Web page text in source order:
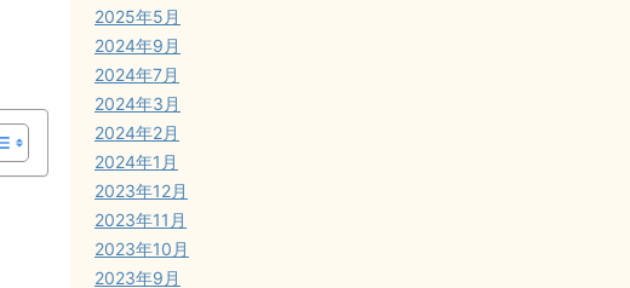
2025年5月
2024年9月
2024年7月
2024年3月
2024年2月
2024年1月
2023年12月
2023年11月
2023年10月
2023年9月